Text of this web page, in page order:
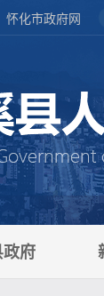
怀化市政府网
政府